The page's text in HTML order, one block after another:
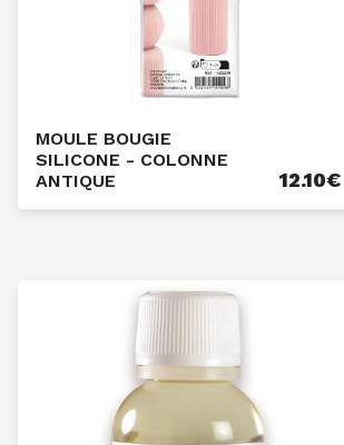
MOULE BOUGIE
SILICONE - COLONNE
ANTIQUE
12.10€